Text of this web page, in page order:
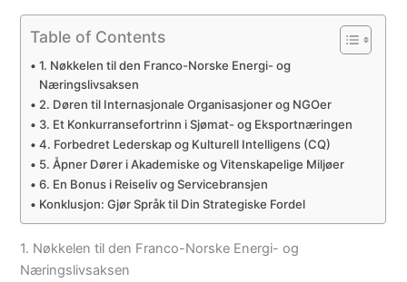
Table of Contents
1. Nøkkelen til den Franco-Norske Energi- og
Næringslivsaksen
2. Døren til Internasjonale Organisasjoner og NGOer
3. Et Konkurransefortrinn i Sjømat- og Eksportnæringen
4. Forbedret Lederskap og Kulturell Intelligens (CQ)
5. Åpner Dører i Akademiske og Vitenskapelige Miljøer
6. En Bonus i Reiseliv og Servicebransjen
Konklusjon: Gjør Språk til Din Strategiske Fordel
1. Nøkkelen til den Franco-Norske Energi- og
Næringslivsaksen